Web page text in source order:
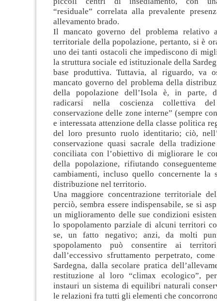
“residuale” correlata alla prevalente
allevamento brado.
Il mancato governo del problema relativo
territoriale della popolazione, pertanto, si è
uno dei tanti ostacoli che impediscono di
la struttura sociale ed istituzionale della
base produttiva. Tuttavia, al riguardo, va
mancato governo del problema della
della popolazione dell’Isola è, in parte,
radicarsi nella coscienza collettiva
conservazione delle zone interne” (sempre
e interessata attenzione della classe politica
del loro presunto ruolo identitario; ciò,
conservazione quasi sacrale della tradizione
conciliata con l’obiettivo di migliorare le
della popolazione, rifiutando
cambiamenti, incluso quello concernente la
distribuzione nel territorio.
Una maggiore concentrazione territoriale
perciò, sembra essere indispensabile, se si
un miglioramento delle sue condizioni
lo spopolamento parziale di alcuni territori
se, un fatto negativo; anzi, da molti
spopolamento può consentire ai
dall’eccessivo sfruttamento perpetrato,
Sardegna, dalla secolare pratica
restituzione al loro “climax ecologico”,
instauri un sistema di equilibri naturali
le relazioni fra tutti gli elementi che